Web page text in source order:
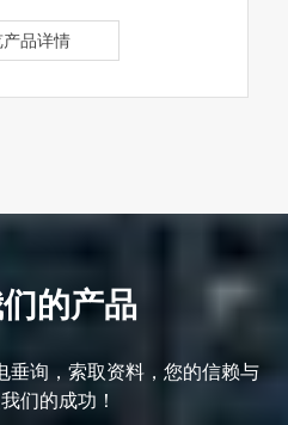
品详情
的产品
垂询，索取资料，您的信赖与
们的成功！